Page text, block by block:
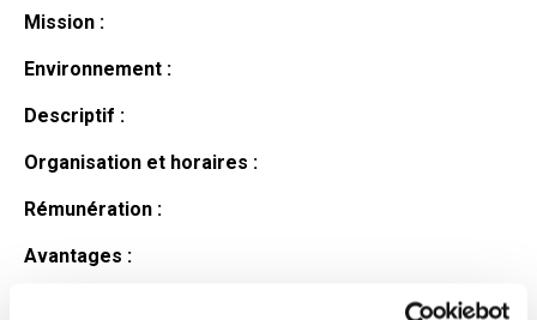
Mission :
Environnement :
Descriptif :
Organisation et horaires :
Rémunération :
Avantages :